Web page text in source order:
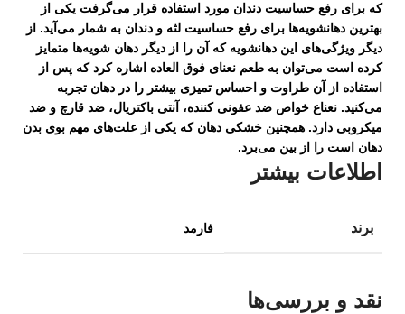
که برای رفع حساسیت دندان مورد استفاده قرار می‌گرفت یکی از
بهترین دهانشویه‌ها برای رفع حساسیت لثه و دندان به شمار می‌آید. از
دیگر ویژگی‌های این دهانشویه که آن را از دیگر دهان شویه‌ها متمایز
کرده است می‌توان به طعم نعنای فوق العاده اشاره کرد که پس از
استفاده از آن طراوت و احساس تمیزی بیشتر را در دهان تجربه
می‌کنید. نعناع خواص ضد عفونی کننده، آنتی باکتریال، ضد قارچ و ضد
میکروبی دارد. همچنین خشکی دهان که یکی از علت‌های مهم بوی بدن
دهان است را از بین می‌برد.
اطلاعات بیشتر
برند فارمد
نقد و بررسی‌ها